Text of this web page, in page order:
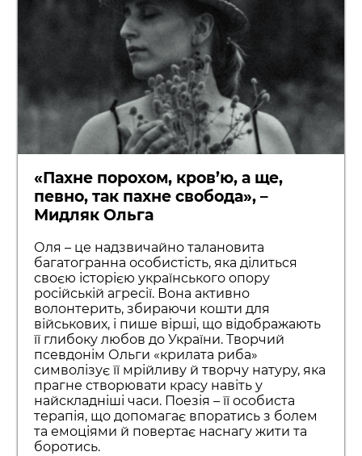
«Пахне порохом, кров’ю, а ще,
певно, так пахне свобода», –
Мидляк Ольга
Оля – це надзвичайно талановита
багатогранна особистість, яка ділиться
своєю історією українського опору
російській агресії. Вона активно
волонтерить, збираючи кошти для
військових, і пише вірші, що відображають
її глибоку любов до України. Творчий
псевдонім Ольги «крилата риба»
символізує її мрійливу й творчу натуру, яка
прагне створювати красу навіть у
найскладніші часи. Поезія – її особиста
терапія, що допомагає впоратись з болем
та емоціями й повертає наснагу жити та
боротись.